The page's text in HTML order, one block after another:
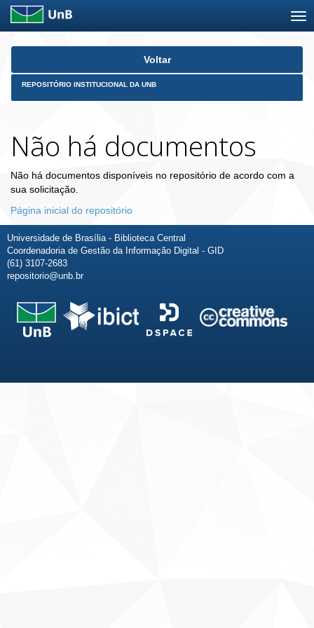
Skip
Voltar
REPOSITÓRIO INSTITUCIONAL DA UNB
Não há documentos
Não há documentos disponíveis no repositório de acordo com a
sua solicitação.
Página inicial do repositório
Universidade de Brasília - Biblioteca Central
Coordenadoria de Gestão da Informação Digital - GID
(61) 3107-2683
repositorio@unb.br